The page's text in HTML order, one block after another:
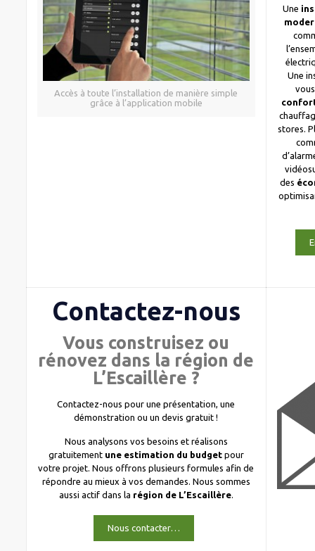
Accès à toute l’installation de manière simple
grâce à l’application mobile
Une
Une
stores.
des
Contactez-nous
Vous construisez ou
rénovez dans la région de
L’Escaillère ?
Contactez-nous pour une présentation, une
démonstration ou un devis gratuit !
Nous analysons vos besoins et réalisons
gratuitement une estimation du budgetpour
votre projet. Nous offrons plusieurs formules afin de
répondre au mieux à vos demandes. Nous sommes
aussi actif dans la région de L’Escaillère.
Nous contacter…